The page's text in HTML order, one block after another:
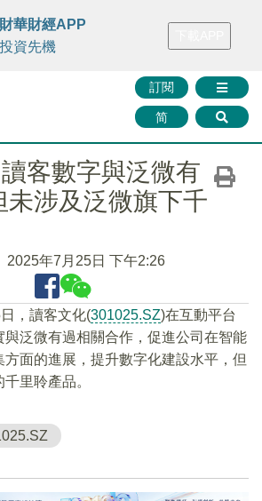
FINMETA 財華證券 媒體矩陣
訂閱
简
華財經APP
資先機
客數字與泛微有
未涉及泛微旗下千
2025年7月25日 下午2:26
，讀客文化(301025.SZ)在互動平台
與泛微有過相關合作，促進公司在智能
面的進展，提升數字化建設水平，但
里聆產品。